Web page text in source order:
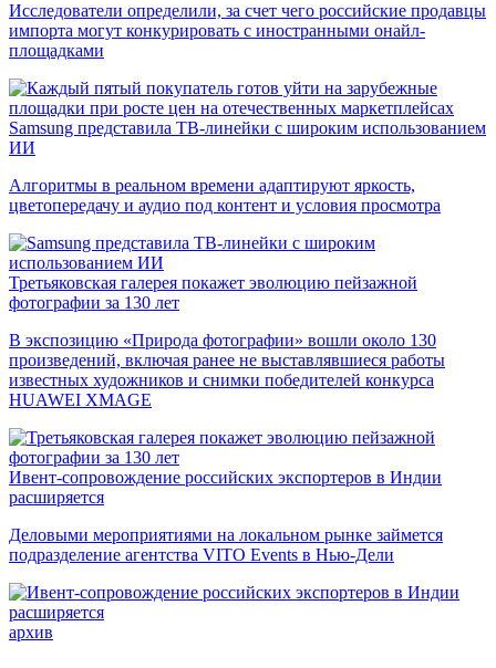
Исследователи определили, за счет чего российские продавцы
импорта могут конкурировать с иностранными онайл-
площадками
Samsung представила ТВ-линейки с широким использованием
ИИ
Алгоритмы в реальном времени адаптируют яркость,
цветопередачу и аудио под контент и условия просмотра
Третьяковская галерея покажет эволюцию пейзажной
фотографии за 130 лет
В экспозицию «Природа фотографии» вошли около 130
произведений, включая ранее не выставлявшиеся работы
известных художников и снимки победителей конкурса
HUAWEI XMAGE
Ивент-сопровождение российских экспортеров в Индии
расширяется
Деловыми мероприятиями на локальном рынке займется
подразделение агентства VITO Events в Нью-Дели
архив